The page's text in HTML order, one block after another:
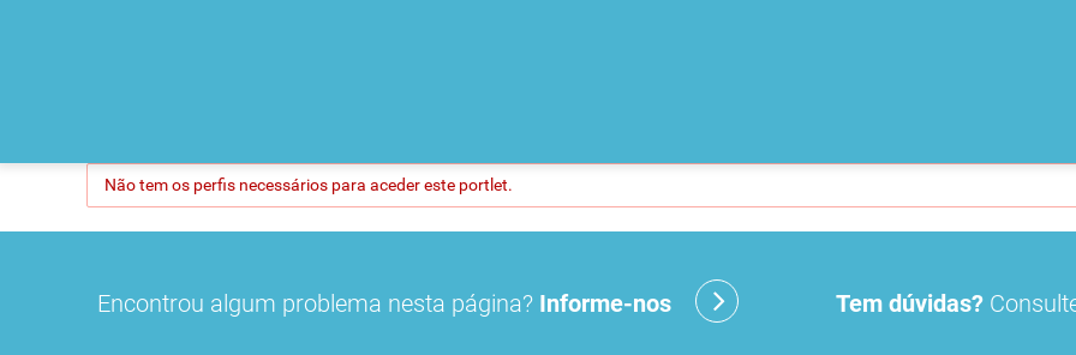
Não tem os perfis necessários para aceder este portlet.
Encontrou algum problema nesta página? Informe-nos Tem dúvidas?